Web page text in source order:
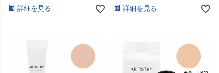
詳細を見る 詳細を見る